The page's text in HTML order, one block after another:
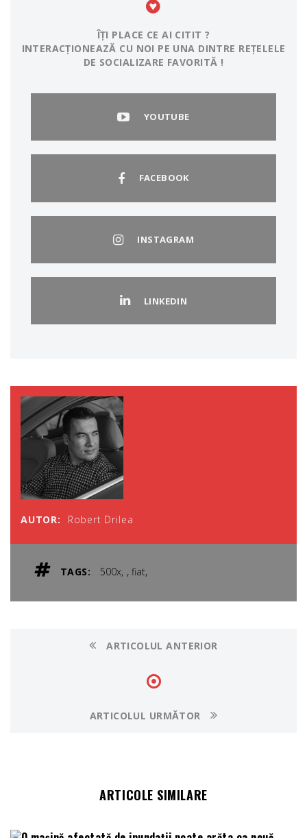
ÎȚI PLACE CE AI CITIT ?
INTERACȚIONEAZĂ CU NOI PE UNA DINTRE REȚELELE
DE SOCIALIZARE FAVORITĂ !
YOUTUBE
FACEBOOK
INSTAGRAM
LINKEDIN
AUTOR: Robert Drilea
TAGS: 500x ,fiat,
ARTICOLUL ANTERIOR
ARTICOLUL URMĂTOR
ARTICOLE SIMILARE